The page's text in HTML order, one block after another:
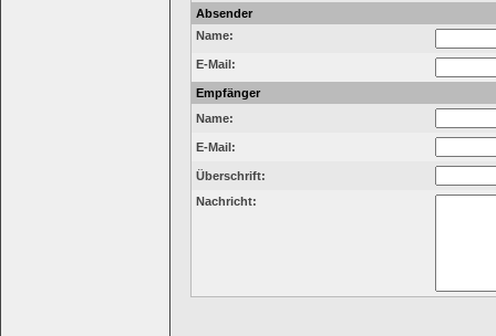
Absender
Name:
E-Mail:
Empfänger
Name:
E-Mail:
Überschrift:
Nachricht: